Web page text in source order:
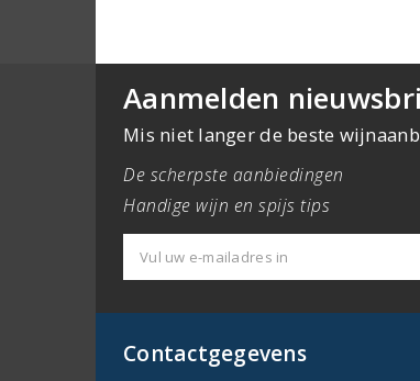
Aanmelden
Mis niet langer de beste
De scherpste aanbiedingen
Handige wijn en spijs tips
Contactgegevens